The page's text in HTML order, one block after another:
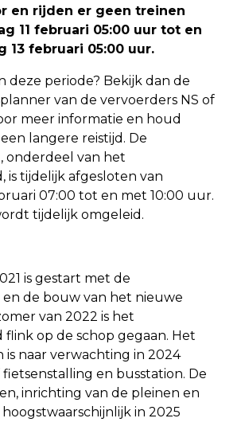
en rijden er geen treinen
11 februari 05:00 uur tot en
13 februari 05:00 uur.
deze periode? Bekijk dan de
van de vervoerders NS of
meer informatie en houd
langere reistijd. De
onderdeel van het
is tijdelijk afgesloten van
07:00 tot en met 10:00 uur.
tijdelijk omgeleid.
is gestart met de
de bouw van het nieuwe
van 2022 is het
flink op de schop gegaan. Het
is naar verwachting in 2024
fietsenstalling en busstation. De
inrichting van de pleinen en
in 2025